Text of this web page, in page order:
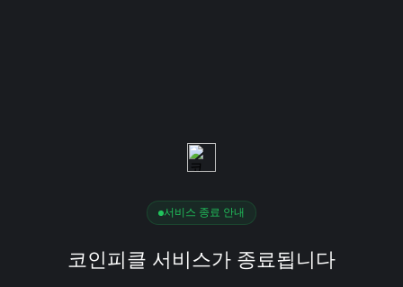
서비스 종료 안내
코인피클 서비스가 종료됩니다